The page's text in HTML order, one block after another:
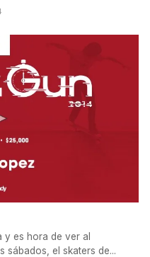
y es hora de ver al
sábados, el skaters de...